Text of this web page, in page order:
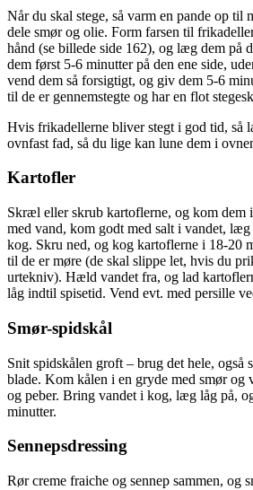
Når du skal stege, så varm en pande op til
dele smør og olie. Form farsen til
hånd (se billede side 162), og læg dem på
dem først 5-6 minutter på den ene side,
vend dem så forsigtigt, og giv dem 5-6
til de er gennemstegte og har en flot
Hvis frikadellerne bliver stegt i god tid, så
ovnfast fad, så du lige kan lune dem i
Kartofler
Skræl eller skrub kartoflerne, og kom dem
med vand, kom godt med salt i vandet,
kog. Skru ned, og kog kartoflerne i 18-20
til de er møre (de skal slippe let, hvis du
urtekniv). Hæld vandet fra, og lad
låg indtil spisetid. Vend evt. med persille
Smør-spidskål
Snit spidskålen groft – brug det hele, også
blade. Kom kålen i en gryde med smør og
og peber. Bring vandet i kog, læg låg på,
minutter.
Sennepsdressing
Rør creme fraiche og sennep sammen, og